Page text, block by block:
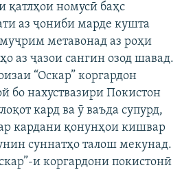
қатлҳои номусӣ баҳс
аз ҷониби марде кушта
метавонад аз роҳи
аз ҷазои сангин озод шавад.
“Оскар” коргардон
нахуствазири Покистон
кард ва ӯ ваъда супурд,
кардани қонунҳои кишвар
суннатҳо талош мекунад.
и коргардони покистонӣ